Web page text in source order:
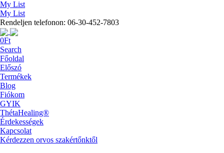
My List
My List
Rendeljen telefonon: 06-30-452-7803
0Ft
Search
Főoldal
Előszó
Termékek
Blog
Fiókom
GYIK
ThétaHealing®
Érdekességek
Kapcsolat
Kérdezzen orvos szakértőnktől